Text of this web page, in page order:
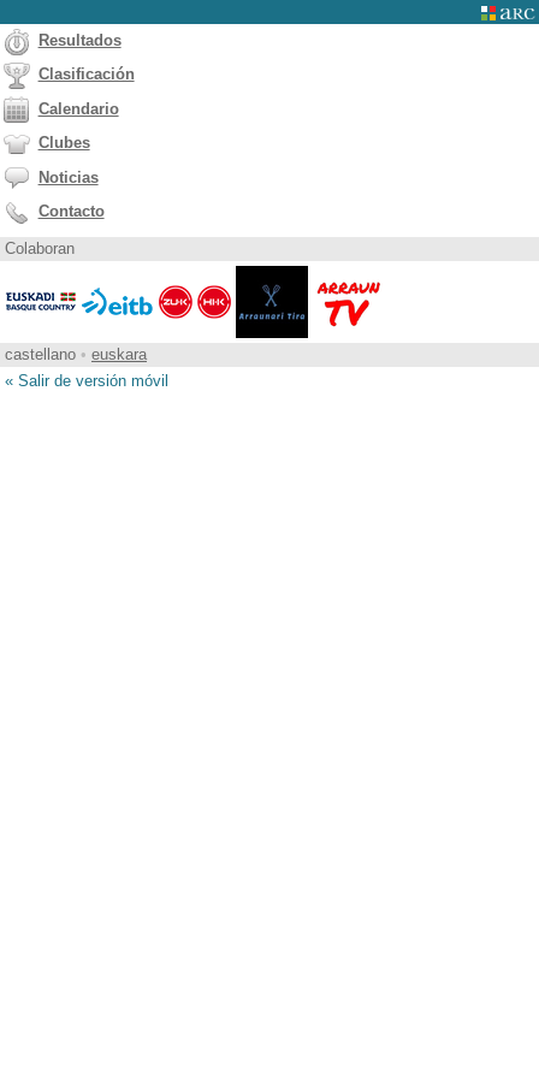
Resultados
Clasificación
Calendario
Clubes
Noticias
Contacto
Colaboran
castellano • euskara
« Salir de versión móvil